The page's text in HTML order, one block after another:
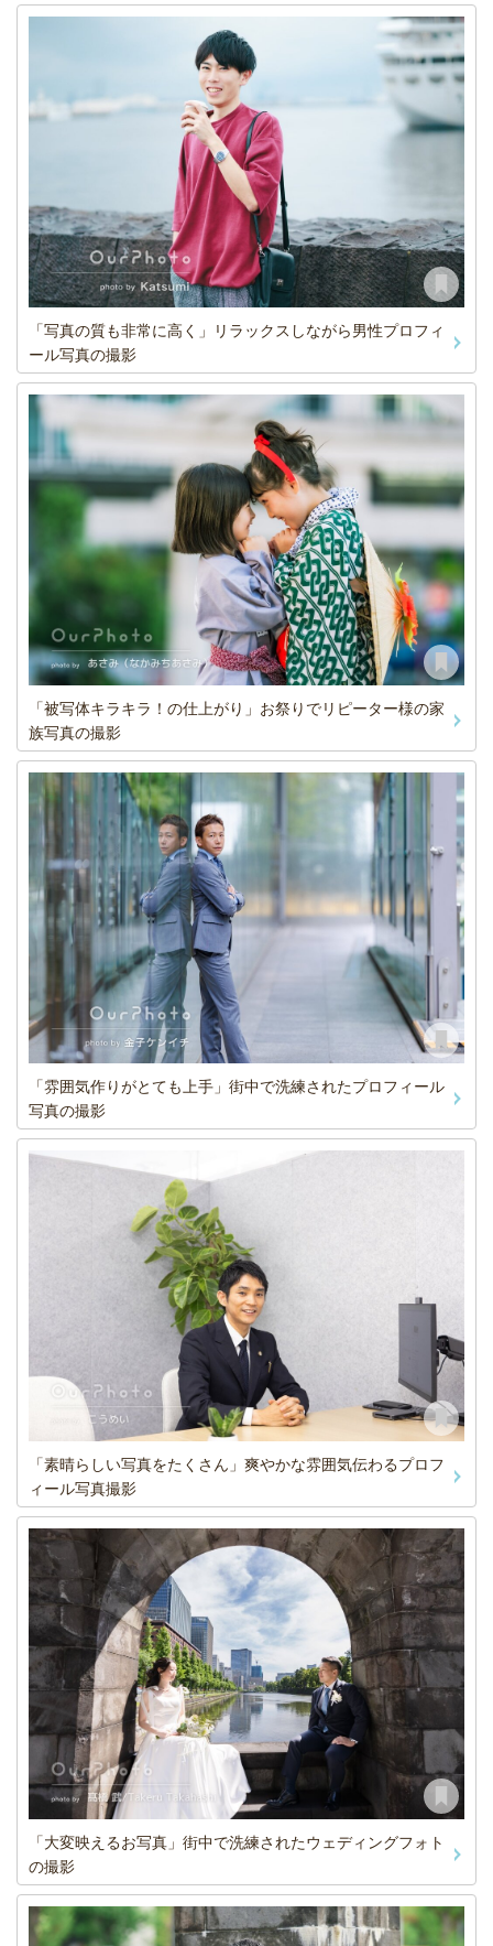
「写真の質も非常に高く」リラックスしながら男性プロフィ
ール写真の撮影
「被写体キラキラ！の仕上がり」お祭りでリピーター様の家
族写真の撮影
「雰囲気作りがとても上手」街中で洗練されたプロフィール
写真の撮影
「素晴らしい写真をたくさん」爽やかな雰囲気伝わるプロフ
ィール写真撮影
「大変映えるお写真」街中で洗練されたウェディングフォト
の撮影